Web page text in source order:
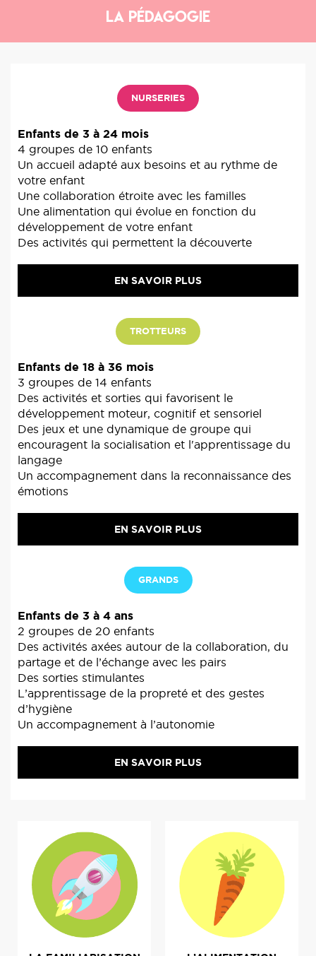
La Pédagogie
NURSERIES
Enfants de 3 à 24 mois
4 groupes de 10 enfants
Un accueil adapté aux besoins et au rythme de
votre enfant
Une collaboration étroite avec les familles
Une alimentation qui évolue en fonction du
développement de votre enfant
Des activités qui permettent la découverte
EN SAVOIR PLUS
TROTTEURS
Enfants de 18 à 36 mois
3 groupes de 14 enfants
Des activités et sorties qui favorisent le
développement moteur, cognitif et sensoriel
Des jeux et une dynamique de groupe qui
encouragent la socialisation et l'apprentissage du
langage
Un accompagnement dans la reconnaissance des
émotions
EN SAVOIR PLUS
GRANDS
Enfants de 3 à 4 ans
2 groupes de 20 enfants
Des activités axées autour de la collaboration, du
partage et de l’échange avec les pairs
Des sorties stimulantes
L’apprentissage de la propreté et des gestes
d’hygiène
Un accompagnement à l’autonomie
EN SAVOIR PLUS